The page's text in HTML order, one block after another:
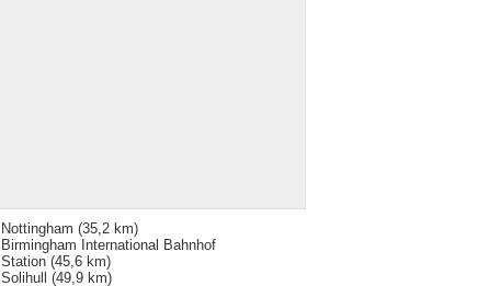
Nottingham (35,2 km)
Birmingham International Bahnhof
Station (45,6 km)
Solihull (49,9 km)